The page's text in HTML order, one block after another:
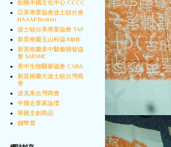
劍橋中國文化中心 CCCC
亞美專業協會波士頓分會
NAAAP Boston
波士頓台美專業協會 TAP
新英格蘭玉山科協 MJNE
新英格蘭美中醫藥開發協
會 SAPANE
美中生物醫藥協會 CABA
新英格蘭大波士頓台灣商
會
波克來台灣商會
中國企業家論壇
華圓文創商品
錢幣賞